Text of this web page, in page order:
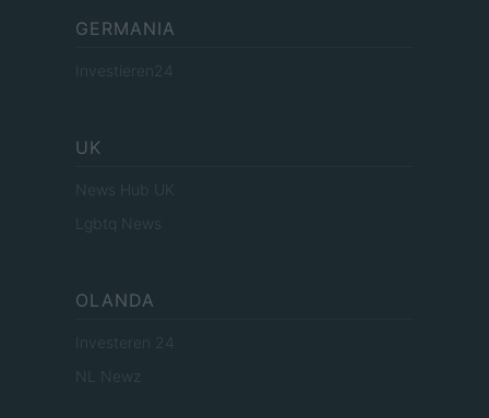
GERMANIA
Investieren24
UK
News Hub UK
Lgbtq News
OLANDA
Investeren 24
NL Newz